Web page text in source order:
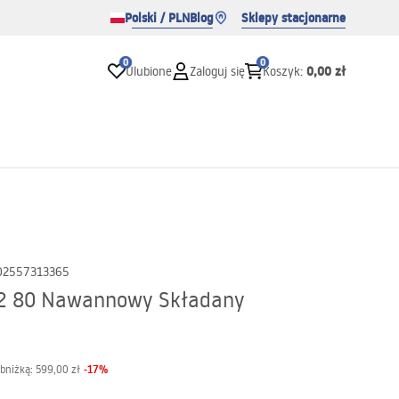
Polski / PLNBlog Sklepy stacjonarne
0
Ulubione Zaloguj się
0
Koszyk: 0,00 zł
80 Nawannowy Składany
599,00 zł -17%